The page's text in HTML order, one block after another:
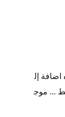
إل
... موج